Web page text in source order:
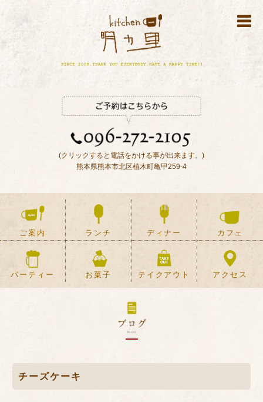
(クリックすると電話をかける事が出来ます。)
熊本県熊本市北区植木町亀甲259-4
ご案内 ランチ ディナー カフェ
パーティー お菓子 テイクアウト アクセス
チーズケーキ